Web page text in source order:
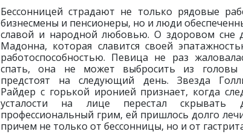
Бессонницей страдают не только рядовые
бизнесмены и пенсионеры, но и люди
славой и народной любовью. О здоровом сне
Мадонна, которая славится своей
работоспособностью. Певица не раз
спать, она не может выбросить из головы
предстоят на следующий день. Звезда
Райдер с горькой иронией признает, когда
усталости на лице перестал скрывать
профессиональный грим, ей пришлось долго
причем не только от бессонницы, но и от